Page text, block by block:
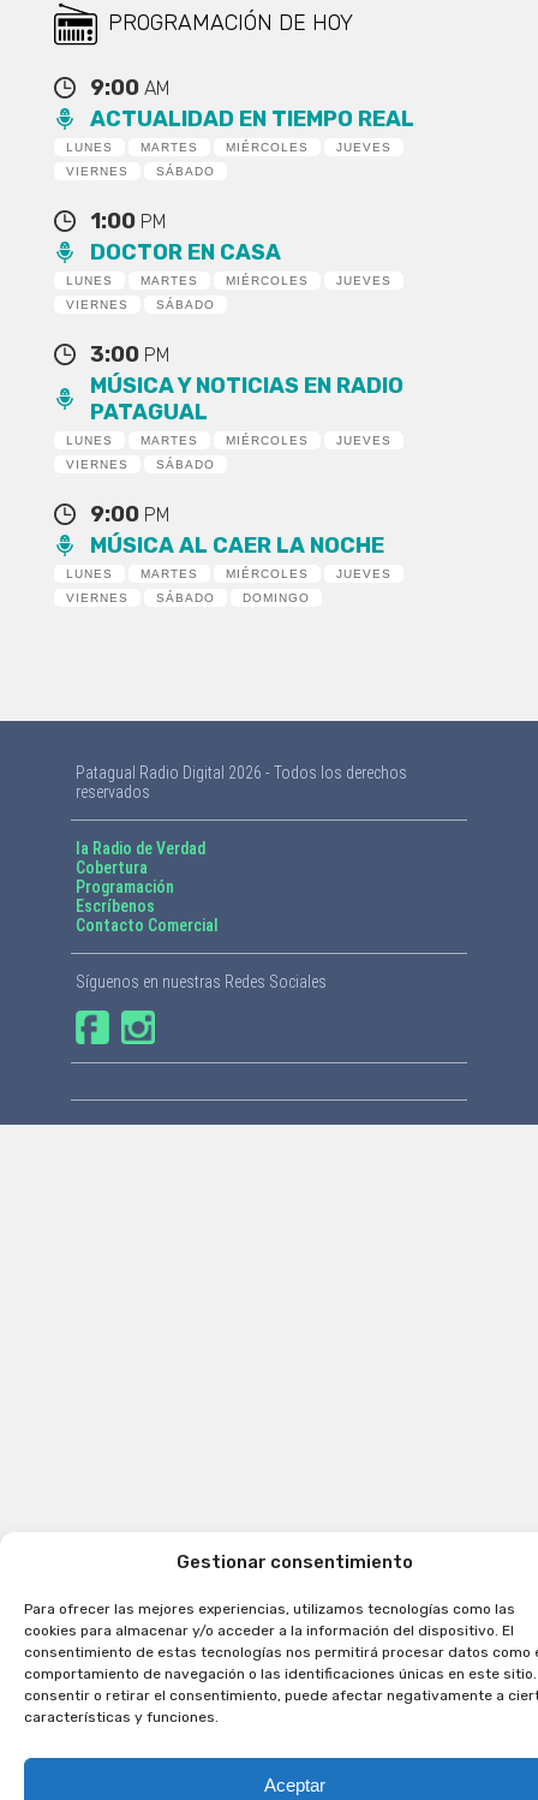
Gestionar consentimiento
Para ofrecer las mejores experiencias, utilizamos tecnologías como las
cookies para almacenar y/o acceder a la información del dispositivo. El
consentimiento de estas tecnologías nos permitirá procesar datos como
comportamiento de navegación o las identificaciones únicas en este sitio.
consentir o retirar el consentimiento, puede afectar negativamente a
características y funciones.
Aceptar
PROGRAMACIÓN DE HOY
9:00 AM
ACTUALIDAD EN TIEMPO REAL
LUNES MARTES MIÉRCOLES
JUEVES
VIERNES
SÁBADO
1:00 PM
DOCTOR EN CASA
LUNES MARTES MIÉRCOLES
JUEVES
VIERNES
SÁBADO
3:00 PM
MÚSICA Y NOTICIAS EN RADIO
PATAGUAL
LUNES MARTES MIÉRCOLES
JUEVES
VIERNES
SÁBADO
9:00 PM
MÚSICA AL CAER LA NOCHE
LUNES MARTES MIÉRCOLES
JUEVES
VIERNES
SÁBADO DOMINGO
Patagual Radio Digital 2026 - Todos los derechos
reservados
la Radio de Verdad
Cobertura
Programación
Escríbenos
Contacto Comercial
Síguenos en nuestras Redes Sociales